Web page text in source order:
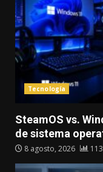
Tecnología
SteamOS vs.
de sistema
8 agosto, 2026 113